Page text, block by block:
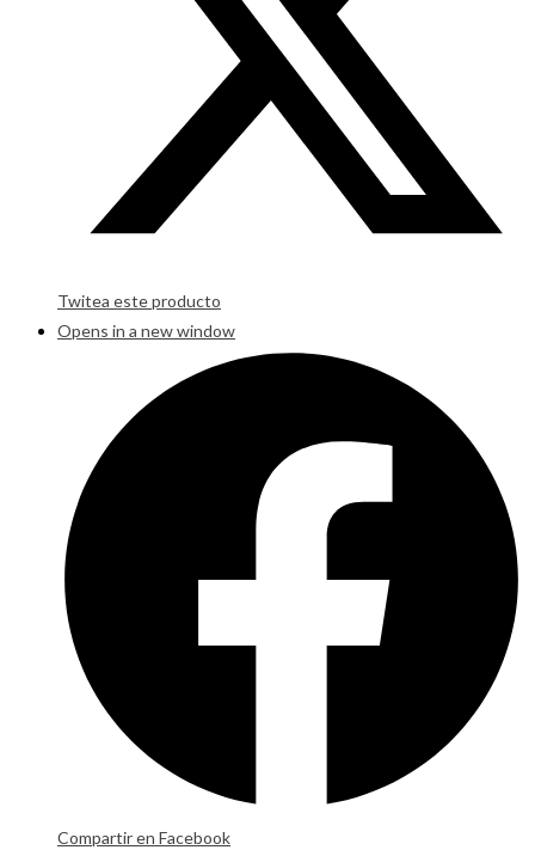
Twitea este producto
Opens in a new window
Compartir en Facebook